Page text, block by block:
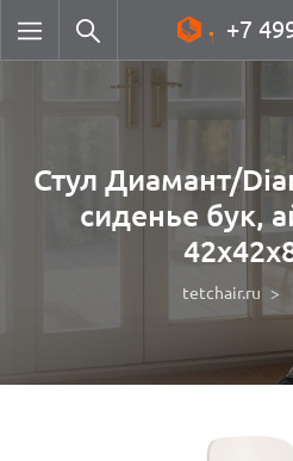
+7
Стул Диамант/
сиденье бук,
tetchair.ru